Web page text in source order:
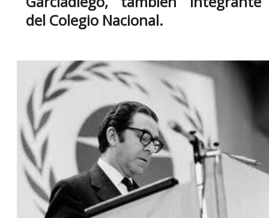
g
k
del Colegio Nacional.